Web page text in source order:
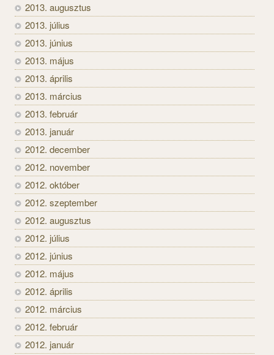
2013. augusztus
2013. július
2013. június
2013. május
2013. április
2013. március
2013. február
2013. január
2012. december
2012. november
2012. október
2012. szeptember
2012. augusztus
2012. július
2012. június
2012. május
2012. április
2012. március
2012. február
2012. január